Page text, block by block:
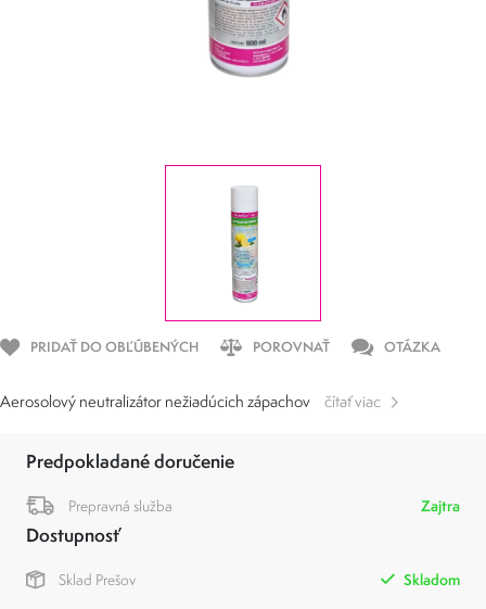
PRIDAŤ DO OBĽÚBENÝCH POROVNAŤ OTÁZKA
Aerosolový neutralizátor nežiadúcich zápachov čítať viac
Predpokladané doručenie
Prepravná služba Zajtra
Dostupnosť
Sklad Prešov Skladom